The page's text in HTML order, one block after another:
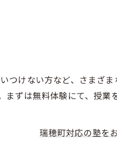
つけない方など、さまざま
まずは無料体験にて、授業
瑞穂町対応の塾を